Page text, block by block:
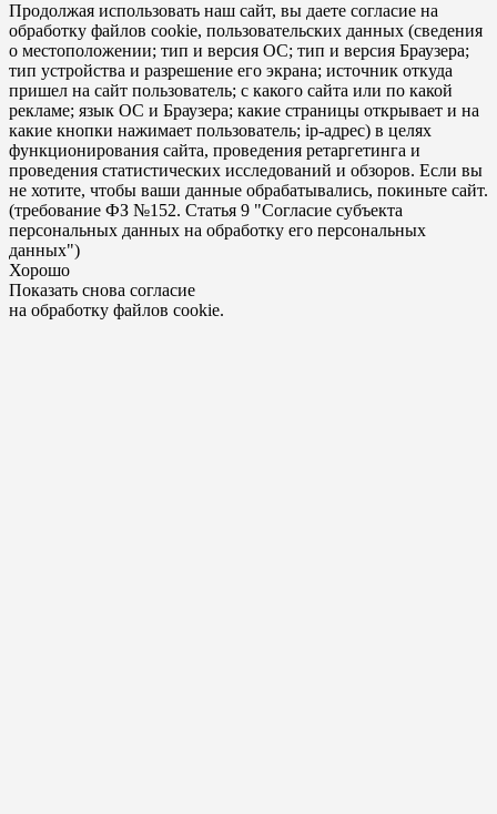
Продолжая использовать наш сайт, вы даете согласие на
обработку файлов cookie, пользовательских данных (сведения
о местоположении; тип и версия ОС; тип и версия Браузера;
тип устройства и разрешение его экрана; источник откуда
пришел на сайт пользователь; с какого сайта или по какой
рекламе; язык ОС и Браузера; какие страницы открывает и на
какие кнопки нажимает пользователь; ip-адрес) в целях
функционирования сайта, проведения ретаргетинга и
проведения статистических исследований и обзоров. Если вы
не хотите, чтобы ваши данные обрабатывались, покиньте сайт.
(требование ФЗ №152. Статья 9 "Согласие субъекта
персональных данных на обработку его персональных
данных")
Хорошо
Показать снова согласие
на обработку файлов cookie.